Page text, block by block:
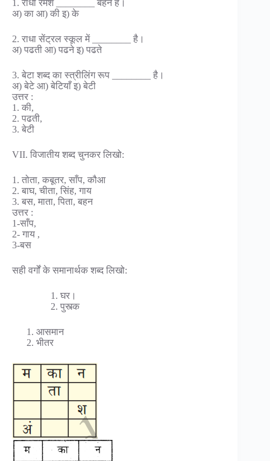
1. राधा रमेश ________ बहन है।
अ) का आ) की इ) के
2. राधा सेंट्रल स्कूल में ________ है।
अ) पढती आ) पढने इ) पढते
3. बेटा शब्द का स्त्रीलिंग रूप ________ है।
अ) बेटे आ) बेटियाँ इ) बेटी
उत्तर :
1. की,
2. पढती,
3. बेटी
VII. विजातीय शब्द चुनकर लिखो:
1. तोता, कबूतर, साँप, कौआ
2. बाघ, चीता, सिंह, गाय
3. बस, माता, पिता, बहन
उत्तर :
1-साँप,
2- गाय ,
3-बस
सही वर्गों के समानार्थक शब्द लिखो:
घर।
पुस्त्क
आसमान
भीतर